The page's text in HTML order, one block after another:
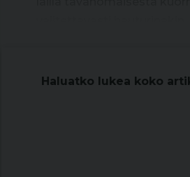
Haluatko lukea koko